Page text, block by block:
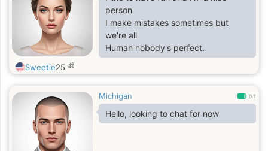
person
I make mistakes sometimes but
we're all
Human nobody's perfect.
Sweetie25 歳
Michigan 0.7
Hello, looking to chat for now